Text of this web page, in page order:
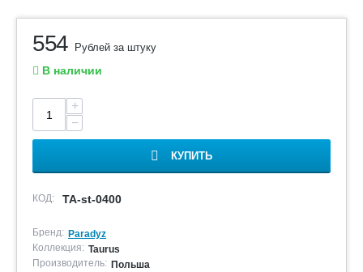
554 Рублей за штуку
В наличии
+
−
КУПИТЬ
КОД: TA-st-0400
Бренд: Paradyz
Коллекция: Taurus
Производитель: Польша